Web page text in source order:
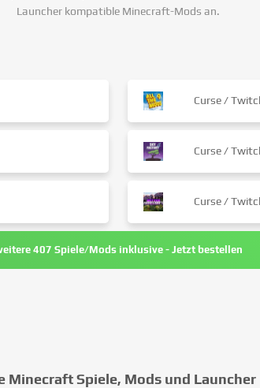
Launcher kompatible Minecraft-Mods an.
Curse /
Curse /
Curse /
407 Spiele/Mods inklusive - Jetzt bestellen
Minecraft Spiele, Mods und Launcher